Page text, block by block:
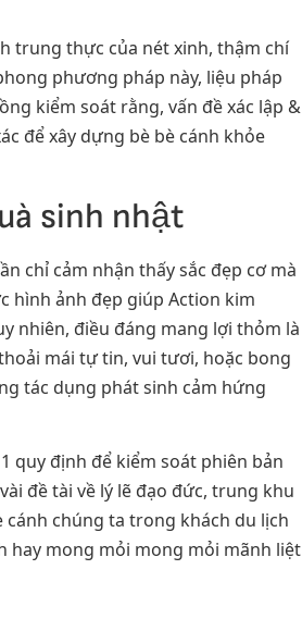
trung thực của nét xinh, thậm chí
phương pháp này, liệu pháp
kiểm soát rằng, vấn đề xác lập &
để xây dựng bè bè cánh khỏe
sinh nhật
chỉ cảm nhận thấy sắc đẹp cơ mà
hình ảnh đẹp giúp Action kim
nhiên, điều đáng mang lợi thỏm là
mái tự tin, vui tươi, hoặc bong
tác dụng phát sinh cảm hứng
quy định để kiểm soát phiên bản
đề tài về lý lẽ đạo đức, trung khu
chúng ta trong khách du lịch
hay mong mỏi mong mỏi mãnh liệt